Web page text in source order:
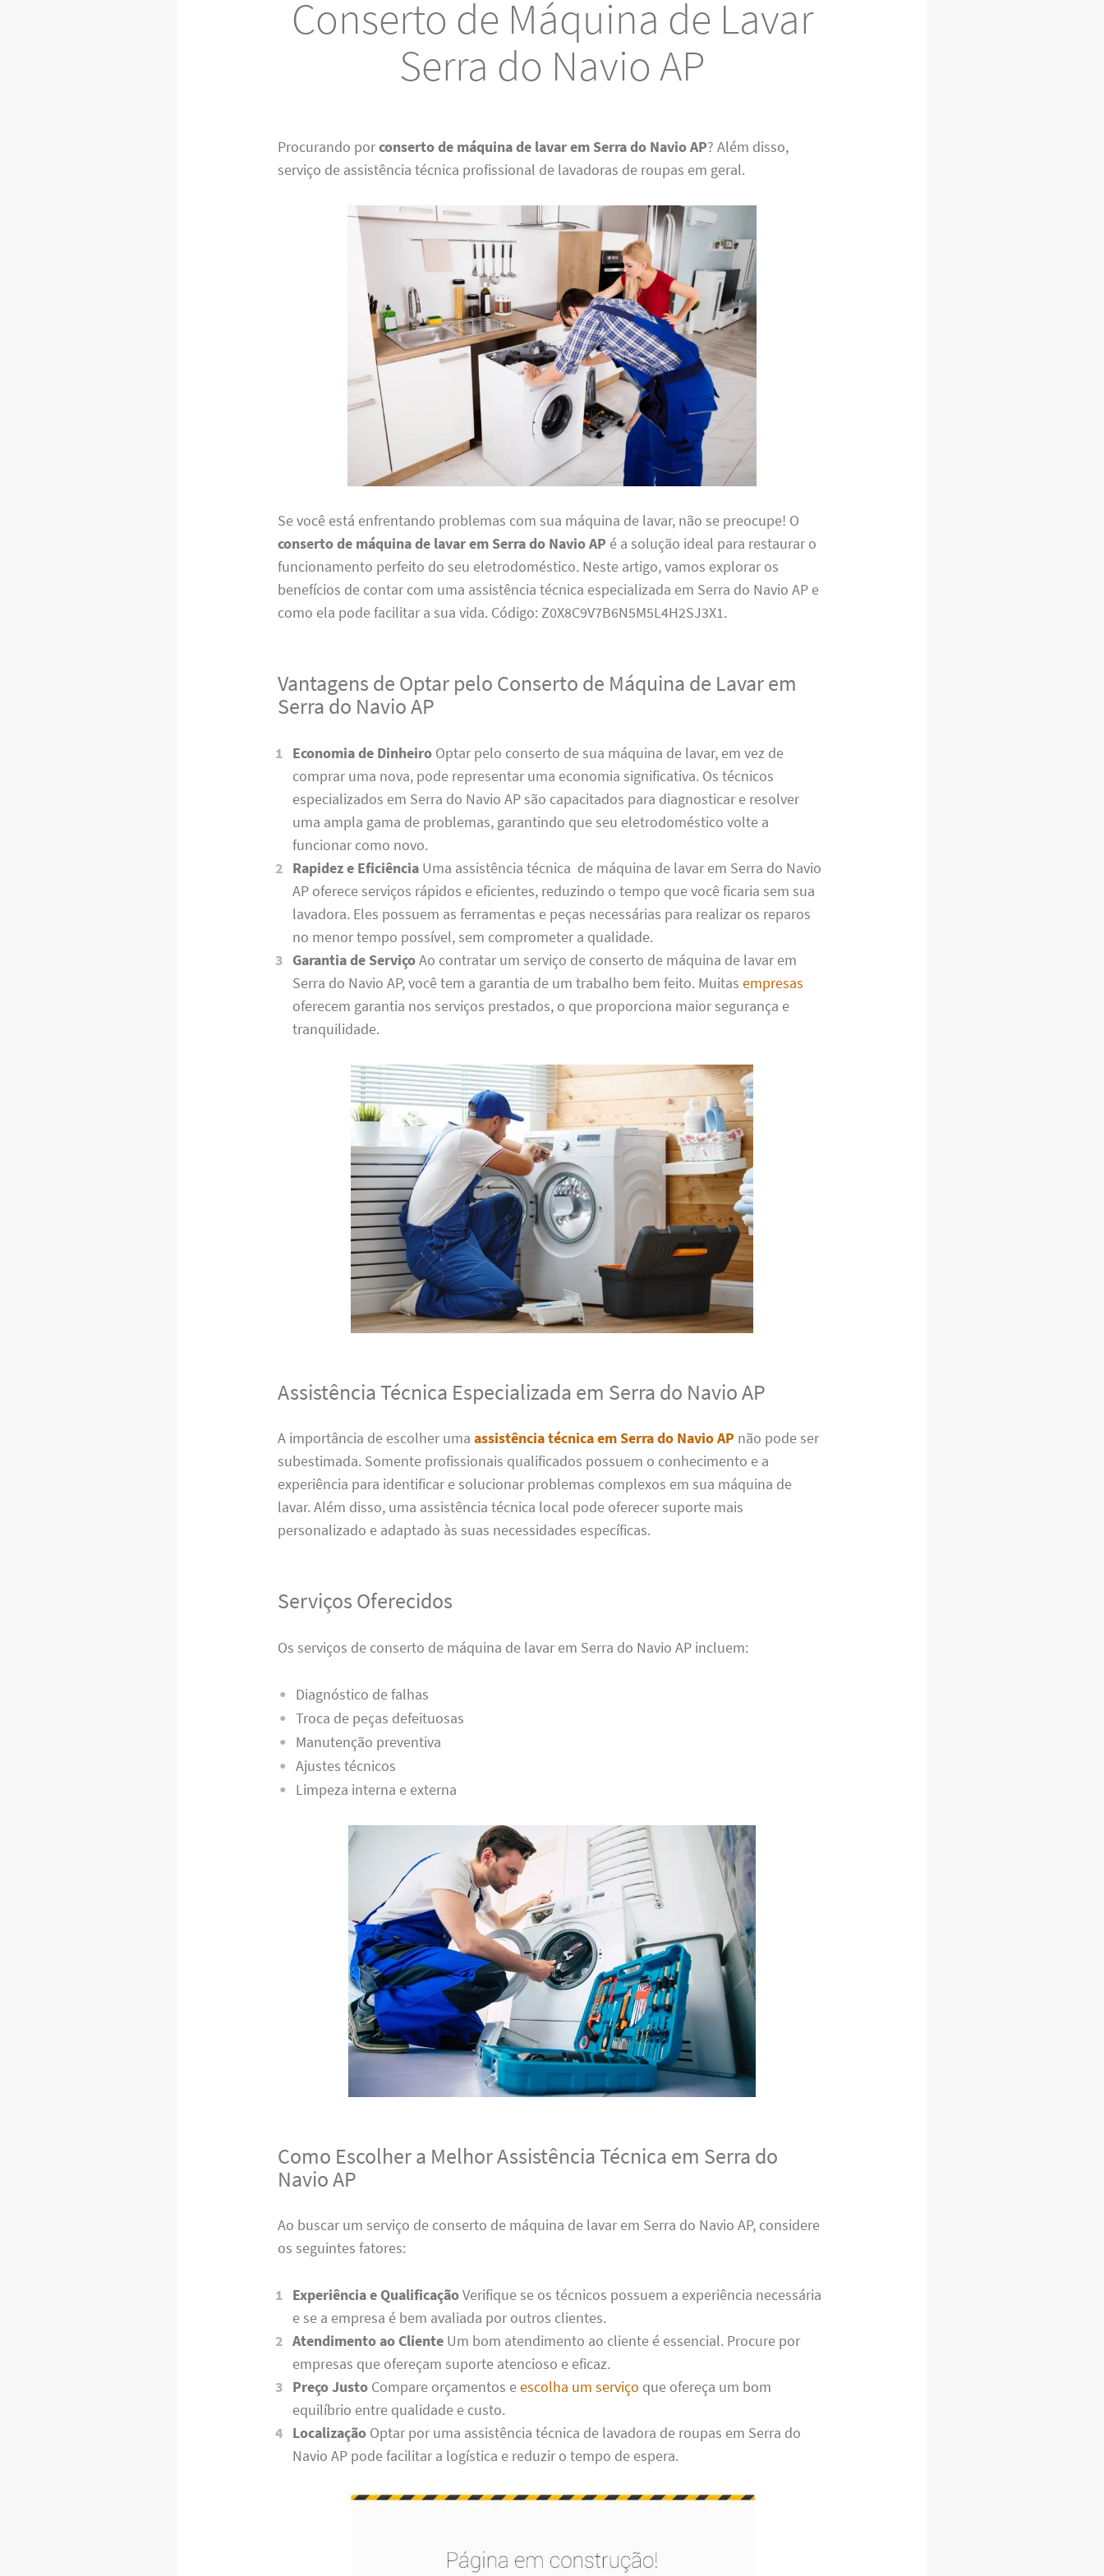
Conserto de Máquina de Lavar
Serra do Navio AP
Procurando porconserto de máquina de lavar em Serra do Navio AP? Além disso,
serviço de assistência técnica profissional de lavadoras de roupas em geral.
Se você está enfrentando problemas com sua máquina de lavar, não se preocupe! O
conserto de máquina de lavar em Serra do Navio AP é a solução ideal para restaurar o
funcionamento perfeito do seu eletrodoméstico. Neste artigo, vamos explorar os
benefícios de contar com uma assistência técnica especializada em Serra do Navio AP e
como ela pode facilitar a sua vida. Código: Z0X8C9V7B6N5M5L4H2SJ3X1.
Vantagens de Optar pelo Conserto de Máquina de Lavar em
Serra do Navio AP
Economia de DinheiroOptar pelo conserto de sua máquina de lavar, em vez de
comprar uma nova, pode representar uma economia significativa. Os técnicos
especializados em Serra do Navio AP são capacitados para diagnosticar e resolver
uma ampla gama de problemas, garantindo que seu eletrodoméstico volte a
funcionar como novo.
Rapidez e EficiênciaUma assistência técnica de máquina de lavar em Serra do Navio
AP oferece serviços rápidos e eficientes, reduzindo o tempo que você ficaria sem sua
lavadora. Eles possuem as ferramentas e peças necessárias para realizar os reparos
no menor tempo possível, sem comprometer a qualidade.
Garantia de ServiçoAo contratar um serviço de conserto de máquina de lavar em
Serra do Navio AP, você tem a garantia de um trabalho bem feito. Muitasempresas
oferecem garantia nos serviços prestados, o que proporciona maior segurança e
tranquilidade.
Assistência Técnica Especializada em Serra do Navio AP
A importância de escolher umaassistência técnica em Serra do Navio AP não pode ser
subestimada. Somente profissionais qualificados possuem o conhecimento e a
experiência para identificar e solucionar problemas complexos em sua máquina de
lavar. Além disso, uma assistência técnica local pode oferecer suporte mais
personalizado e adaptado às suas necessidades específicas.
Serviços Oferecidos
Os serviços de conserto de máquina de lavar em Serra do Navio AP incluem:
Diagnóstico de falhas
Troca de peças defeituosas
Manutenção preventiva
Ajustes técnicos
Limpeza interna e externa
Como Escolher a Melhor Assistência Técnica em Serra do
Navio AP
Ao buscar um serviço de conserto de máquina de lavar em Serra do Navio AP, considere
os seguintes fatores:
Experiência e QualificaçãoVerifique se os técnicos possuem a experiência necessária
e se a empresa é bem avaliada por outros clientes.
Atendimento ao ClienteUm bom atendimento ao cliente é essencial. Procure por
empresas que ofereçam suporte atencioso e eficaz.
Preço JustoCompare orçamentos eescolha um serviço que ofereça um bom
equilíbrio entre qualidade e custo.
LocalizaçãoOptar por uma assistência técnica de lavadora de roupas em Serra do
Navio AP pode facilitar a logística e reduzir o tempo de espera.